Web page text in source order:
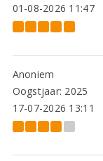
01-08-2026 11:47
Anoniem
Oogstjaar: 2025
17-07-2026 13:11